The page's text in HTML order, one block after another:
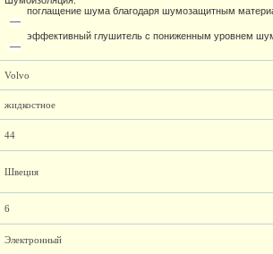
поглащение шума благодаря шумозащитным
эффективный глушитель с пониженным уровнем
Volvo
жидкостное
44
Швеция
6
Электронный